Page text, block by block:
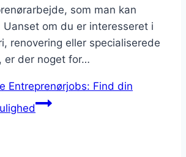
som man kan
Uanset om du er interesseret i
renovering eller specialiserede
er der noget for…
Entreprenørjobs: Find din